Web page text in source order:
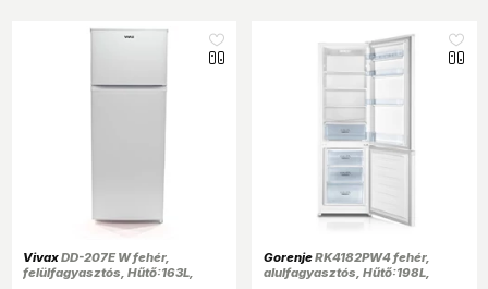
VivaxDD-207E W fehér,
felülfagyasztós, Hűtő:163L,
GorenjeRK4182PW4 fehér,
alulfagyasztós, Hűtő:198L,